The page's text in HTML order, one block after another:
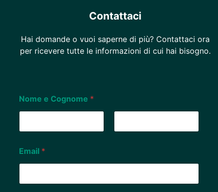
Contattaci
Hai domande o vuoi saperne di più? Contattaci ora
per ricevere tutte le informazioni di cui hai bisogno.
Nome e Cognome *
Email *